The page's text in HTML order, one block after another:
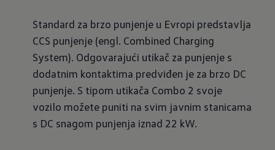
Standard za brzo punjenje u Evropi predstavlja
CCS punjenje (engl. Combined Charging
System). Odgovarajući utikač za punjenje s
dodatnim kontaktima predviđen je za brzo DC
punjenje. S tipom utikača Combo 2 svoje
vozilo možete puniti na svim javnim stanicama
s DC snagom punjenja iznad 22 kW.